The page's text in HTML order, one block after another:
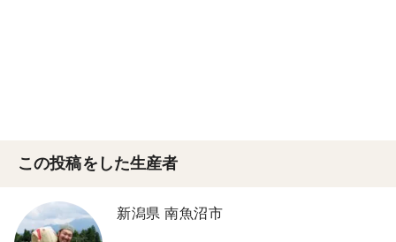
この投稿をした生産者
新潟県 南魚沼市